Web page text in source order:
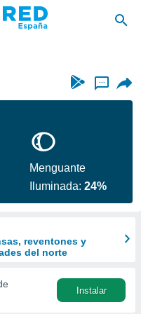
...
Menguante
Iluminada:24%
reventones y
del norte
Instalar